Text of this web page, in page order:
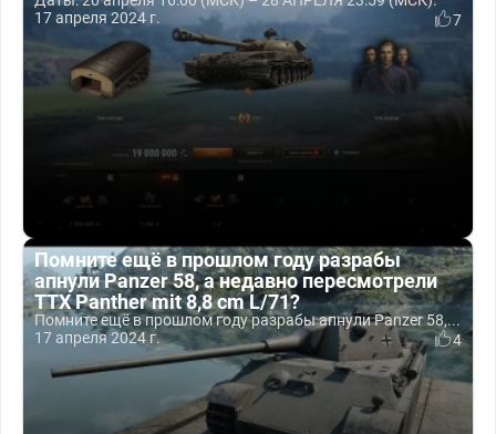
17 апреля 2024 г.
7
Помните ещё в прошлом году разрабы
апнули Panzer 58, а недавно пересмотрели
ТТХ Panther mit 8,8 cm L/71?
Помните ещё в прошлом году разрабы апнули Panzer 58,...
17 апреля 2024 г.
4